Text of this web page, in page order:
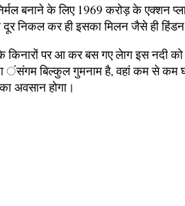
बनाने के लिए 1969 करोड़ के एक्शन
निकल कर ही इसका मिलन जैसे ही हिंडन
पर आ कर बस गए लेाग इस नदी को
ंसंगम बिल्कुल गुमनाम है, वहां कम से कम
अवसान होगा।